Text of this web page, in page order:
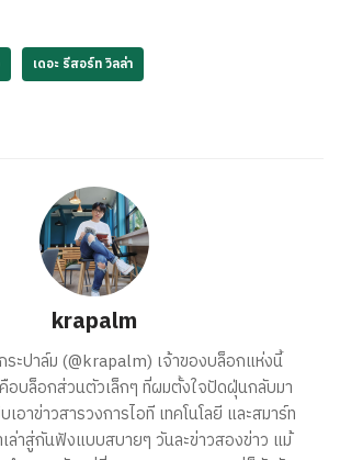
เดอะ รีสอร์ท วิลล่า
krapalm
ะปาล์ม (@krapalm) เจ้าของบล็อกแห่งนี้
บล็อกส่วนตัวเล็กๆ ที่ผมตั้งใจปัดฝุ่นกลับมา
เอาข่าวสารวงการไอที เทคโนโลยี และสมาร์ท
ล่าสู่กันฟังแบบสบายๆ วันละข่าวสองข่าว แม้